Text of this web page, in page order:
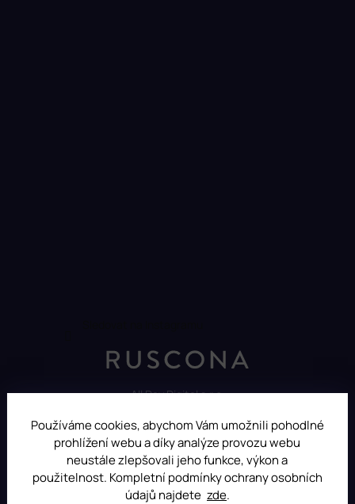
Používáme cookies, abychom Vám umožnili pohodlné
prohlížení webu a díky analýze provozu webu
neustále zlepšovali jeho funkce, výkon a
použitelnost. Kompletní podmínky ochrany osobních
údajů najdete zde.
All Day Digital s.r.o.
Czech Republic